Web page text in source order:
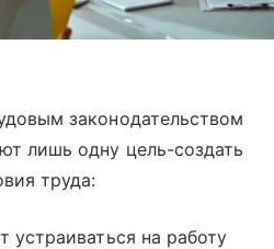
законодательством
лишь одну цель-создать
труда:
устраиваться на работу